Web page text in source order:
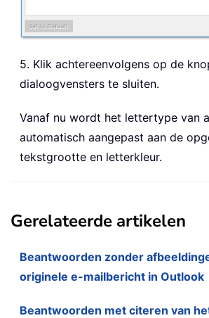
5. Klik achtereenvolgens op de
dialoogvensters te sluiten.
Vanaf nu wordt het lettertype van
automatisch aangepast aan de
tekstgrootte en letterkleur.
Gerelateerde artikelen
Beantwoorden zonder
originele e-mailbericht in Outlook
Beantwoorden met citeren van